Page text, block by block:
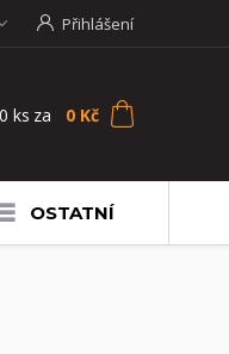
Přihlášení
0 ks za 0 Kč
OSTATNÍ